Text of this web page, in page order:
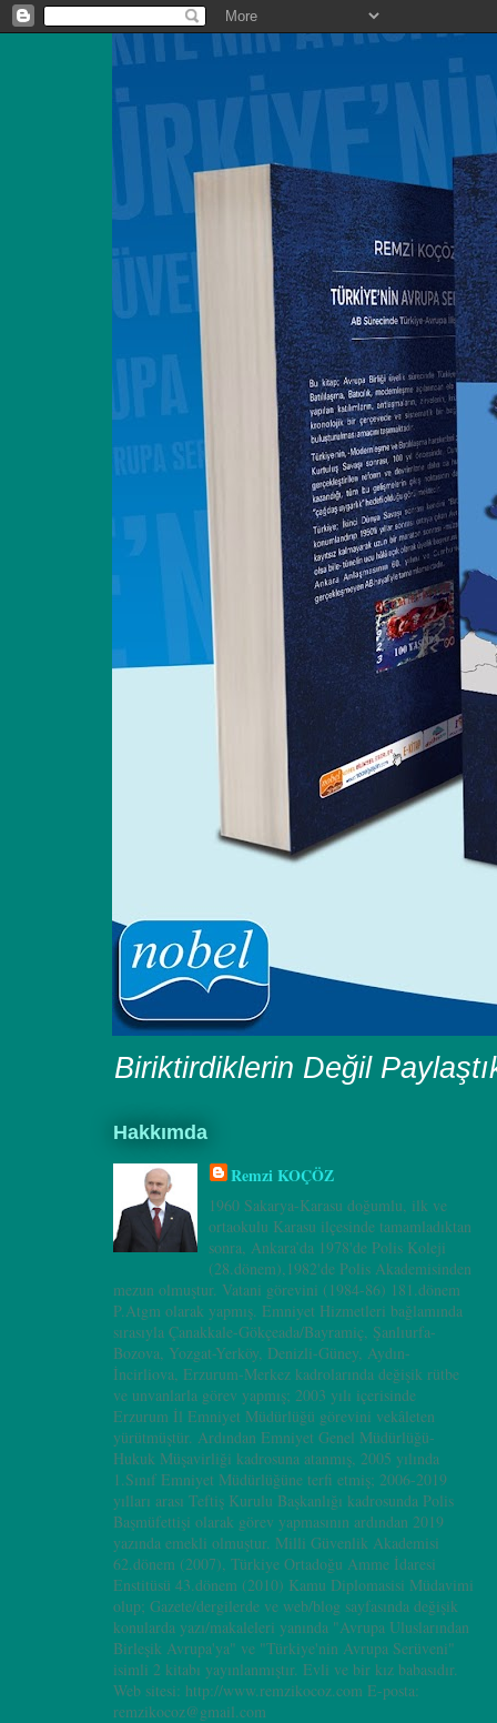
Biriktirdiklerin Değil
Hakkımda
Remzi KOÇÖZ
1960 Sakarya-Karasu doğumlu, ilk ve
ortaokulu Karasu ilçesinde tamamladıktan
sonra, Ankara’da 1978'de Polis Koleji
(28.dönem),1982'de Polis Akademisinden
mezun olmuştur. Vatani görevini (1984-86) 181.dönem
P.Atgm olarak yapmış. Emniyet Hizmetleri bağlamında
sırasıyla Çanakkale-Gökçeada/Bayramiç, Şanlıurfa-
Bozova, Yozgat-Yerköy, Denizli-Güney, Aydın-
İncirliova, Erzurum-Merkez kadrolarında değişik rütbe
ve unvanlarla görev yapmış; 2003 yılı içerisinde
Erzurum İl Emniyet Müdürlüğü görevini vekâleten
yürütmüştür. Ardından Emniyet Genel Müdürlüğü-
Hukuk Müşavirliği kadrosuna atanmış, 2005 yılında
1.Sınıf Emniyet Müdürlüğüne terfi etmiş; 2006-2019
yılları arası Teftiş Kurulu Başkanlığı kadrosunda Polis
Başmüfettişi olarak görev yapmasının ardından 2019
yazında emekli olmuştur. Milli Güvenlik Akademisi
62.dönem (2007), Türkiye Ortadoğu Amme İdaresi
Enstitüsü 43.dönem (2010) Kamu Diplomasisi Müdavimi
olup; Gazete/dergilerde ve web/blog sayfasında değişik
konularda yazı/makaleleri yanında "Avrupa Uluslarından
Birleşik Avrupa'ya" ve "Türkiye'nin Avrupa Serüveni"
isimli 2 kitabı yayınlanmıştır. Evli ve bir kız babasıdır.
Web sitesi: http://www.remzikocoz.com E-posta:
remzikocoz@gmail.com